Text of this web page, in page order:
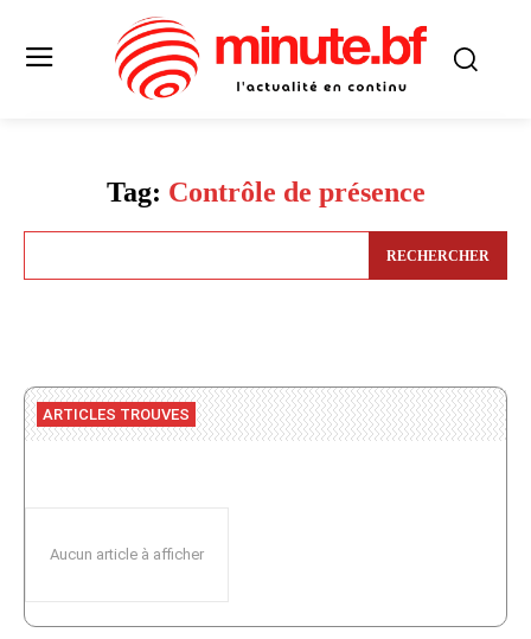
Tag: Contrôle de présence
RECHERCHER
ARTICLES TROUVES
Aucun article à afficher